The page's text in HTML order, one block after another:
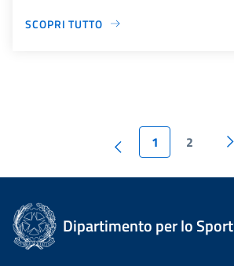
SCOPRI TUTTO
1 2
Dipartimento per lo Sport